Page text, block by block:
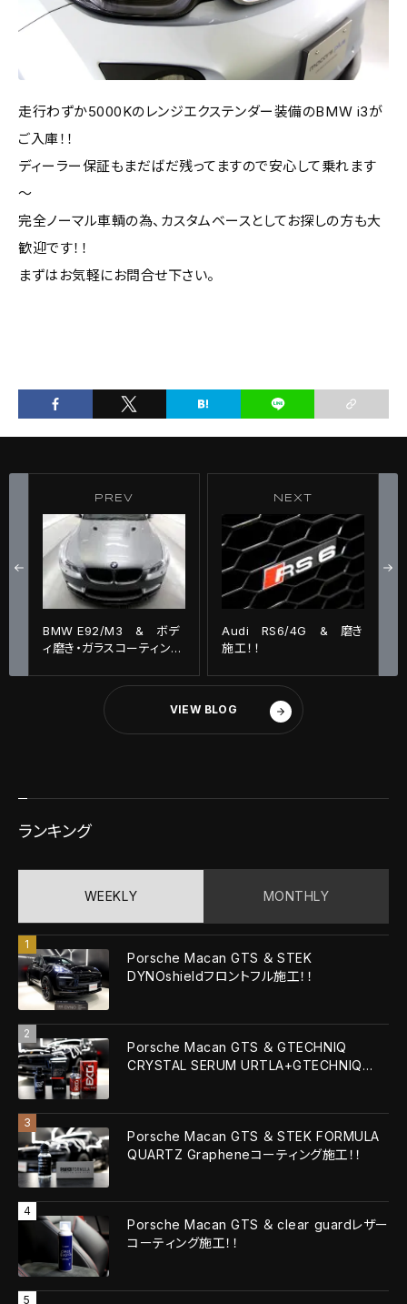
走行わずか5000Kのレンジエクステンダー装備のBMW i3が
ご入庫！！
ディーラー保証もまだばだ残ってますので安心して乗れます
～
完全ノーマル車輌の為、カスタムベースとしてお探しの方も大
歓迎です！！
まずはお気軽にお問合せ下さい。
PREV
BMW E92/M3 & ボデ
ィ磨き・ガラスコーティング
NEXT
Audi RS6/4G & 磨き
施工！！
VIEW BLOG
ランキング
WEEKLY MONTHLY
Porsche Macan GTS ＆ STEK
DYNOshieldフロントフル施工！！
Porsche Macan GTS ＆ GTECHNIQ
CRYSTAL SERUM URTLA+GTECHNIQ
Porsche Macan GTS ＆ STEK FORMULA
QUARTZ Grapheneコーティング施工！！
Porsche Macan GTS ＆ clear guardレザー
コーティング施工！！